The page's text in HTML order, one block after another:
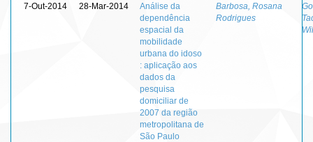
7-Out-2014 28-Mar-2014
Análise da
dependência
espacial da
mobilidade
urbana do idoso
: aplicação aos
dados da
pesquisa
domiciliar de
2007 da região
metropolitana de
São Paulo
Barbosa, Rosana
Rodrigues